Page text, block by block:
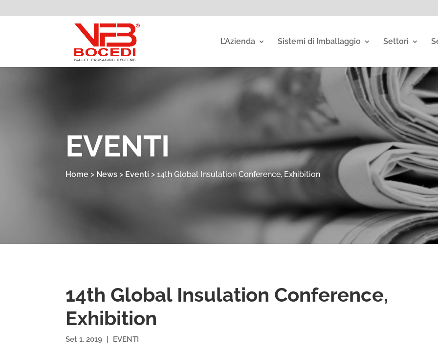
L’Azienda Sistemi di Imballaggio Settori
EVENTI
Home > News > Eventi >14th Global Insulation Conference, Exhibition
14th Global Insulation Conference,
Exhibition
Set 1, 2019 EVENTI